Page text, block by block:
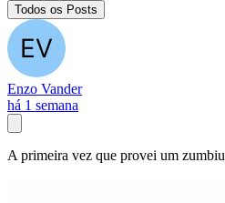
Todos os Posts
Enzo Vander
há 1 semana
A primeira vez que provei um zumbiu